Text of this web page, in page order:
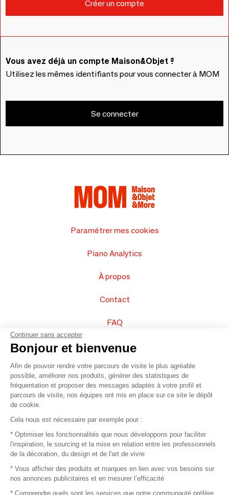
Vous avez déjà un compte Maison&Objet ?
Utilisez les mêmes identifiants pour vous connecter à MOM
Se connecter
Paramétrer mes cookies
Piano Analytics
À propos
Contact
FAQ
Vendez vos produits
Plan du site
© 2016 –Organisation SAFI
Recrutement
Continuer sans accepter
Bonjour et bienvenue
Afin de pouvoir rendre votre parcours de visite le plus agréable
possible, améliorer nos produits, générer des statistiques de
fréquentation et proposer des messages adaptés à votre profil et
parcours de visite, nos équipes ont mis en place sur ce site le dépôt
de cookie.
Cela nous est nécessaire par exemple pour :
* Optimiser les fonctionnalités que nous développons pour faciliter
l'inspiration, le sourcing et la mise en relation entre les professionnels
de la décoration, du design et de l'art de vivre
* Vous afficher des produits et marques en lien avec vos besoins sur
nos annonces publicitaires et en mesurer l’efficacité
* Comprendre quels sont les services que notre communauté préfère